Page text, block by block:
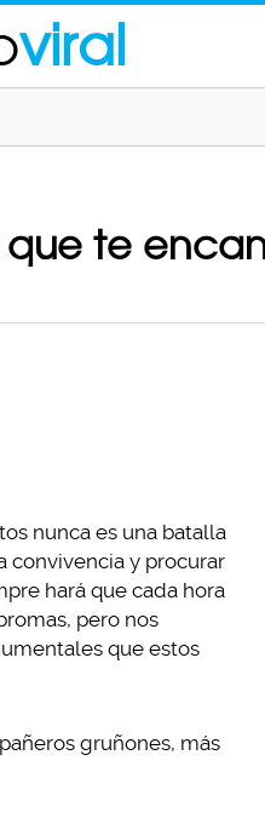
viral
te
nunca es una batalla
convivencia y procurar
hará que cada hora
pero nos
que estos
gruñones, más